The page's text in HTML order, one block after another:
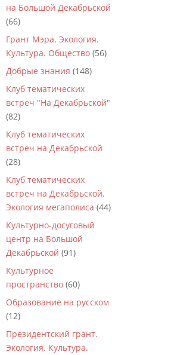
на Большой Декабрьской
(66)
Грант Мэра. Экология.
Культура. Общество (56)
Добрые знания (148)
Клуб тематических
встреч "На Декабрьской"
(82)
Клуб тематических
встреч на Декабрьской
(28)
Клуб тематических
встреч на Декабрьской.
Экология мегаполиса (44)
Культурно-досуговый
центр на Большой
Декабрьской (91)
Культурное
пространство (60)
Образование на русском
(12)
Президентский грант.
Экология. Культура.